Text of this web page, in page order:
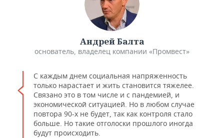
Андрей Балта
основатель, владелец компании «Промвест»
С каждым днем социальная напряженность
только нарастает и жить становится тяжелее.
Связано это в том числе и с пандемией, и
экономической ситуацией. Но в любом случае
повтора 90-х не будет, так как контроля стало
больше. Но такие отголоски прошлого иногда
будут происходить.